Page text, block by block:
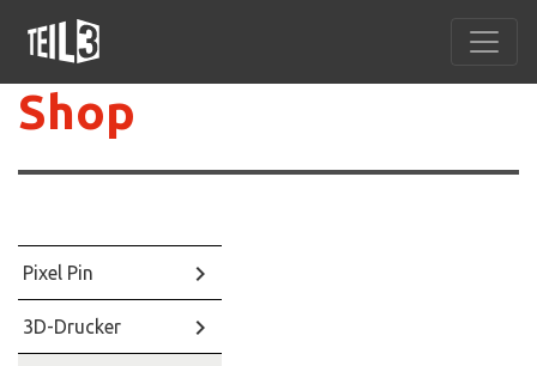
Shop
Pixel Pin keyboard_arrow_right
3D-Drucker keyboard_arrow_right